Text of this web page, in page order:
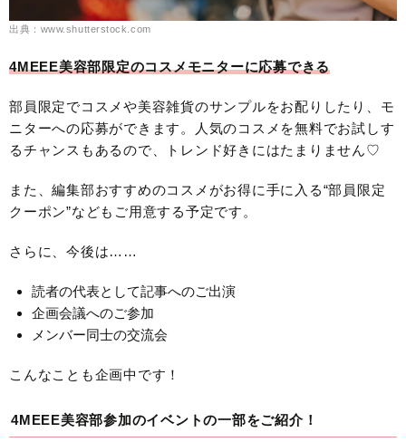
出典：www.shutterstock.com
4MEEE美容部限定のコスメモニターに応募できる
部員限定でコスメや美容雑貨のサンプルをお配りしたり、モ
ニターへの応募ができます。人気のコスメを無料でお試しす
るチャンスもあるので、トレンド好きにはたまりません♡
また、編集部おすすめのコスメがお得に手に入る“部員限定
クーポン”などもご用意する予定です。
さらに、今後は……
読者の代表として記事へのご出演
企画会議へのご参加
メンバー同士の交流会
こんなことも企画中です！
4MEEE美容部参加のイベントの一部をご紹介！